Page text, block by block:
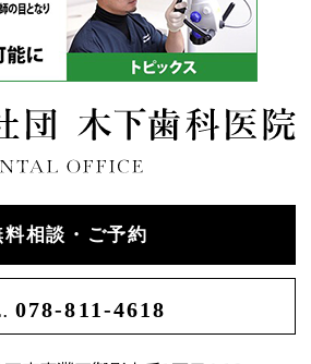
078-811-4618
料相談・ご予約